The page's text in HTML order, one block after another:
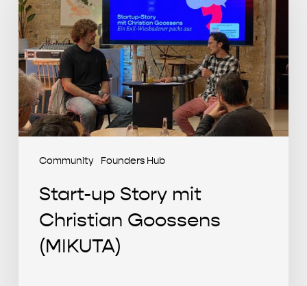
Community Founders Hub
mit
Christian
Goossens
(MIKUTA)
Start-up Story mit
Christian Goossens
(MIKUTA)